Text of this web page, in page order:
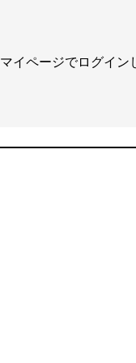
イページでログイン